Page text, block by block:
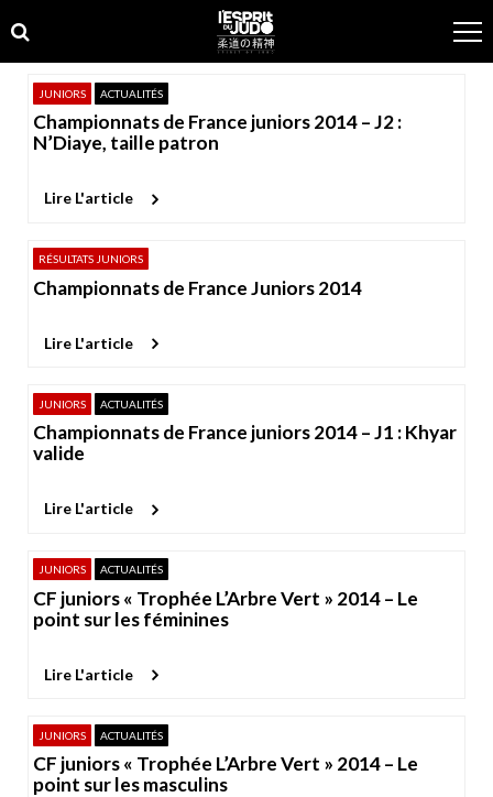
to
navigation
to
content
JUNIORS ACTUALITÉS
Championnats de France juniors 2014 – J2 :
N’Diaye, taille patron
Lire L'article
RÉSULTATS JUNIORS
Championnats de France Juniors 2014
Lire L'article
JUNIORS ACTUALITÉS
Championnats de France juniors 2014 – J1 : Khyar
valide
Lire L'article
JUNIORS ACTUALITÉS
CF juniors « Trophée L’Arbre Vert » 2014 – Le
point sur les féminines
Lire L'article
JUNIORS ACTUALITÉS
CF juniors « Trophée L’Arbre Vert » 2014 – Le
point sur les masculins